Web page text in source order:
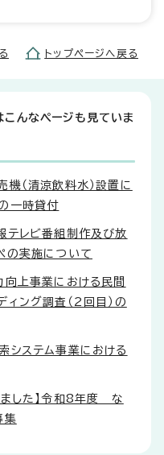
トップページへ戻る
んなページも見ていま
（清涼飲料水）設置に
一時貸付
テレビ番組制作及び放
の実施について
向上事業における民間
ング調査（2回目）の
システム事業における
ました】令和8年度 な
集